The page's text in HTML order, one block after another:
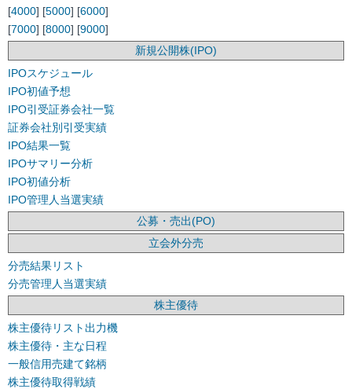
[4000] [5000] [6000]
[7000] [8000] [9000]
新規公開株(IPO)
IPOスケジュール
IPO初値予想
IPO引受証券会社一覧
証券会社別引受実績
IPO結果一覧
IPOサマリー分析
IPO初値分析
IPO管理人当選実績
公募・売出(PO)
立会外分売
分売結果リスト
分売管理人当選実績
株主優待
株主優待リスト出力機
株主優待・主な日程
一般信用売建て銘柄
株主優待取得戦績